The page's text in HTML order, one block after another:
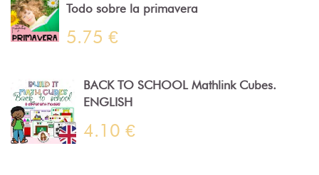
Todo sobre la primavera
5.75 €
BACK TO SCHOOL Mathlink Cubes.
ENGLISH
4.10 €